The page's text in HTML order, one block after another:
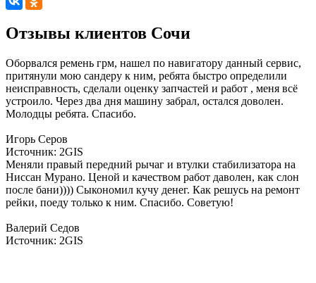
Отзывы клиентов Сочи
Оборвался ремень грм, нашел по навигатору данный сервис,
притянули мою сандеру к ним, ребята быстро определили
неисправность, сделали оценку запчастей и работ , меня всё
устроило. Через два дня машину забрал, остался доволен.
Молодцы ребята. Спасибо.
Игорь Серов
Источник: 2GIS
Меняли правый передний рычаг и втулки стабилизатора на
Ниссан Мурано. Ценой и качеством работ даволен, как слон
после бани)))) Сыкономил кучу денег. Как решусь на ремонт
рейки, поеду только к ним. Спасибо. Советую!
Валерий Седов
Источник: 2GIS